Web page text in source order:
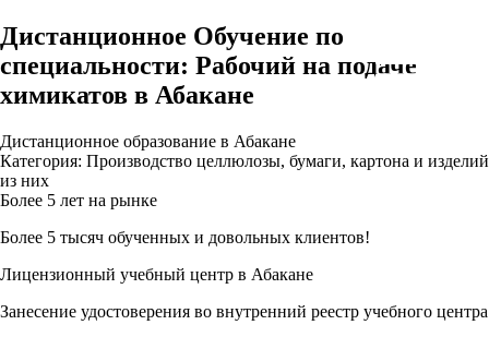
Дистанционное Обучение по
специальности: Рабочий на подаче
химикатов в Абакане
Дистанционное образование в Абакане
Категория: Производство целлюлозы, бумаги, картона и изделий
из них
Более 5 лет на рынке
Более 5 тысяч обученных и довольных клиентов!
Лицензионный учебный центр в Абакане
Занесение удостоверения во внутренний реестр учебного центра